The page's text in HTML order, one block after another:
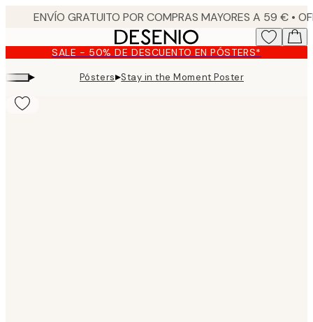
content.SALE - 50% DE DESCUENTO EN PÓSTERS*
▸ Pósters▸Stay in the Moment Poster